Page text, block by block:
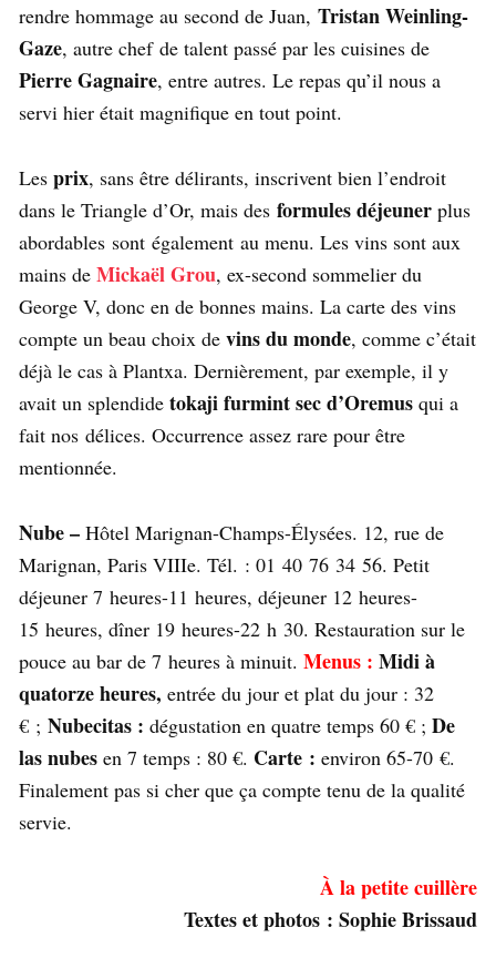
rendre hommage au second de Juan, Tristan Weinling-
Gaze, autre chef de talent passé par les cuisines de
Pierre Gagnaire, entre autres. Le repas qu’il nous a
servi hier était magnifique en tout point.
Les prix, sans être délirants, inscrivent bien l’endroit
dans le Triangle d’Or, mais des formules déjeuner plus
abordables sont également au menu. Les vins sont aux
mains de Mickaël Grou, ex-second sommelier du
George V, donc en de bonnes mains. La carte des vins
compte un beau choix de vins du monde, comme c’était
déjà le cas à Plantxa. Dernièrement, par exemple, il y
avait un splendide tokaji furmint sec d’Oremus qui a
fait nos délices. Occurrence assez rare pour être
mentionnée.
Nube – Hôtel Marignan-Champs-Élysées. 12, rue de
Marignan, Paris VIIIe. Tél. : 01 40 76 34 56. Petit
déjeuner 7 heures-11 heures, déjeuner 12 heures-
15 heures, dîner 19 heures-22 h 30. Restauration sur le
pouce au bar de 7 heures à minuit. Menus : Midi à
quatorze heures, entrée du jour et plat du jour : 32
€ ; Nubecitas : dégustation en quatre temps 60 € ; De
las nubes en 7 temps : 80 €. Carte : environ 65-70 €.
Finalement pas si cher que ça compte tenu de la qualité
servie.
À la petite cuillère
Textes et photos : Sophie Brissaud